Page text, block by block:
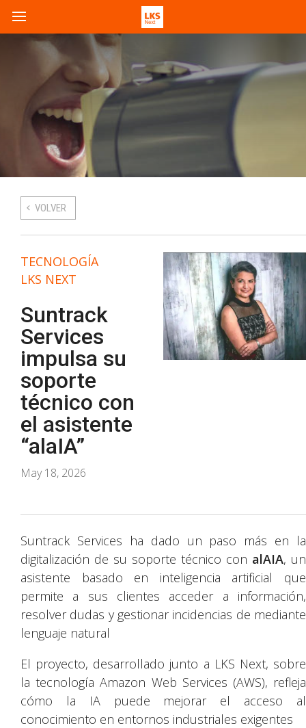
VOLVER
TECNOLOGÍA
LKS NEXT
Suntrack
Services
impulsa su
soporte
técnico con
el asistente
“alaIA”
May 18, 2026
Suntrack Services ha dado un paso más en la
digitalización de su soporte técnico con alAIA, un
asistente basado en inteligencia artificial que
permite a sus clientes acceder a información,
resolver dudas y gestionar incidencias de mediante
lenguaje natural
El proyecto, desarrollado junto a LKS Next, sobre
la tecnología Amazon Web Services (AWS), refleja
cómo la IA puede mejorar el acceso al
conocimiento en entornos industriales exigentes